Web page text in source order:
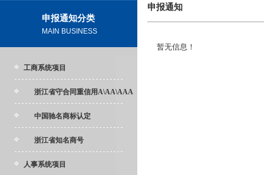
申报通知分类
MAIN BUSINESS
工商系统项目
浙江省守合同重信用A\AA\AAA
中国驰名商标认定
浙江省知名商号
人事系统项目
申报通知
暂无信息！